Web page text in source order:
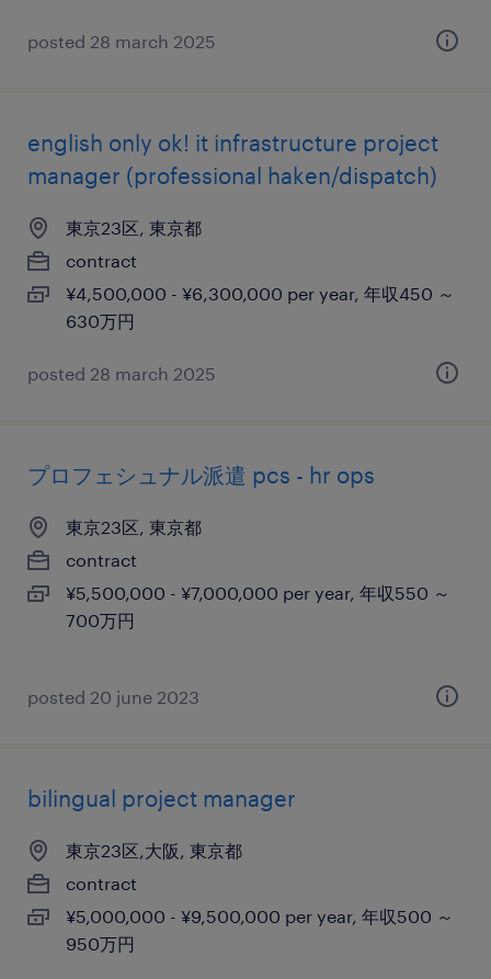
posted 28 march 2025
english only ok! it infrastructure project
manager (professional haken/dispatch)
東京23区, 東京都
contract
¥4,500,000 - ¥6,300,000 per year, 年収450 ～
630万円
posted 28 march 2025
プロフェシュナル派遣 pcs - hr ops
東京23区, 東京都
contract
¥5,500,000 - ¥7,000,000 per year, 年収550 ～
700万円
posted 20 june 2023
bilingual project manager
東京23区,大阪, 東京都
contract
¥5,000,000 - ¥9,500,000 per year, 年収500 ～
950万円